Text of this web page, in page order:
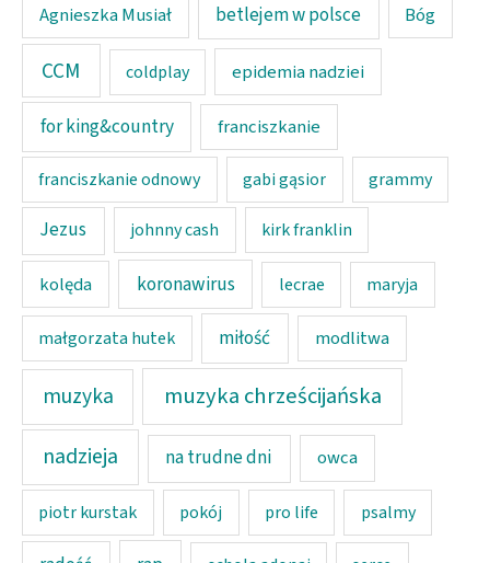
Agnieszka Musiał betlejem w polsce Bóg
CCM coldplay epidemia nadziei
for king&country franciszkanie
franciszkanie odnowy gabi gąsior grammy
Jezus johnny cash kirk franklin
kolęda koronawirus lecrae maryja
małgorzata hutek miłość modlitwa
muzyka muzyka chrześcijańska
nadzieja na trudne dni owca
piotr kurstak pokój pro life psalmy